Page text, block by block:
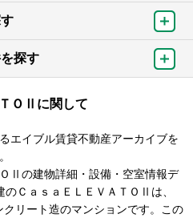
探す
ＯⅡに関して
エイブル賃貸不動産アーカイブを
Ⅱの建物詳細・設備・空室情報デ
ＣａｓａＥＬＥＶＡＴＯⅡは、
リート造のマンションです。この